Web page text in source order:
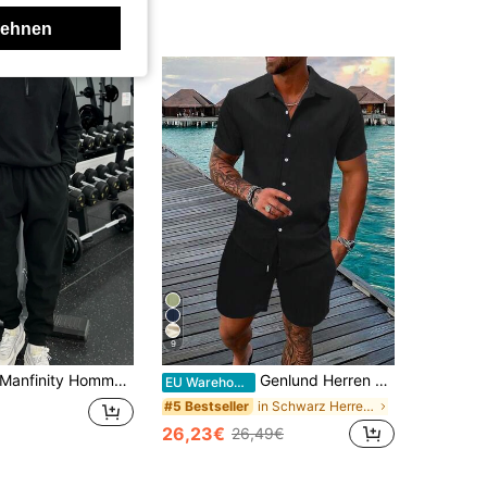
Manfinity Homme Herren Lässig einfarbiger Halb-Reißverschluss Sweatshirt & Jogginghose Sportbekleidung, Ausgehen, Herren Jogging Outfit, Sportbekleidung, Schwarze Sweats Herren, Sweat Set für Herren, Herbstbekleidung
9
EU Warehouse Genlund Herren Einfarbiges Hemd & Shorts mit Kordelzug ohne T-Shirt, Urlaubsoutfit
#5 Bestseller in Schwarz Herren-Shirt-Kombinationen
26,23€ 26,49€